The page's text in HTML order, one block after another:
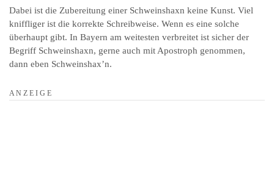
Dabei ist die Zubereitung einer Schweinshaxn keine Kunst. Viel
kniffliger ist die korrekte Schreibweise. Wenn es eine solche
überhaupt gibt. In Bayern am weitesten verbreitet ist sicher der
Begriff Schweinshaxn, gerne auch mit Apostroph genommen,
dann eben Schweinshax’n.
A N Z E I G E